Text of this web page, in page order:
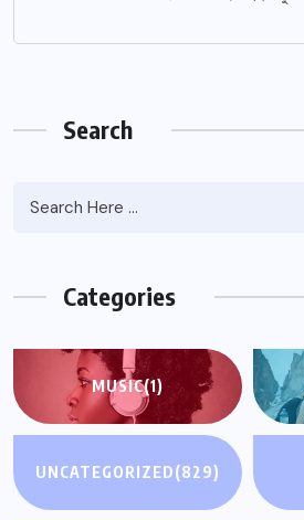
Search
Categories
MUSIC(1)
UNCATEGORIZED(829)